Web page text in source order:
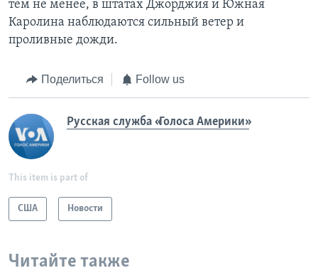
тем не менее, в штатах Джорджия и Южная
Каролина наблюдаются сильный ветер и
проливные дожди.
Поделиться Follow us
Русская служба «Голоса Америки»
This item is part of
США Новости
Читайте также